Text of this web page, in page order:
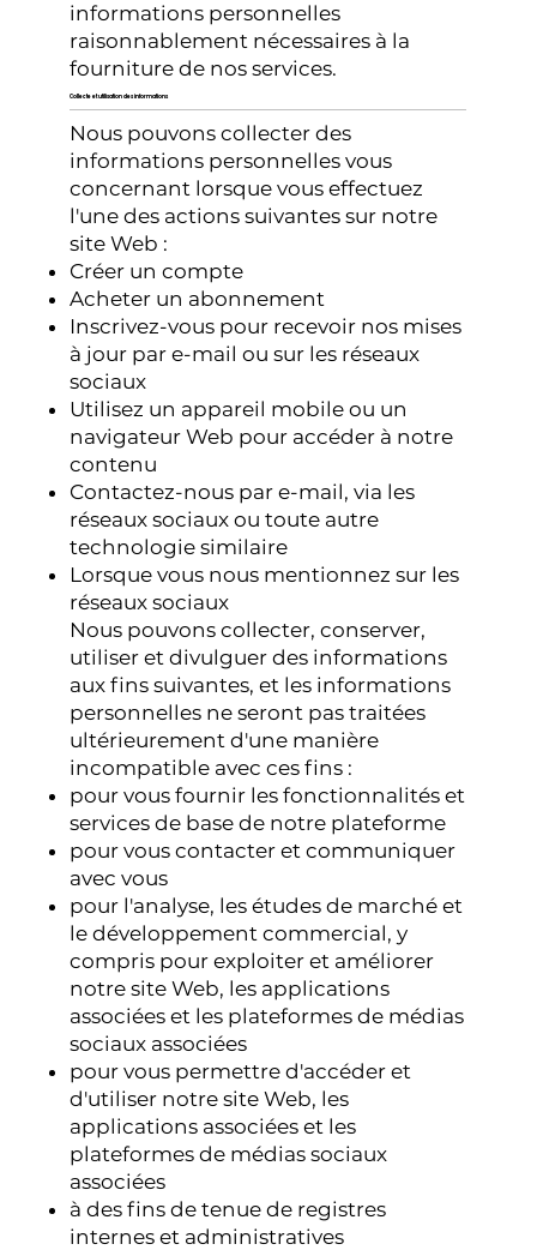
informations personnelles
raisonnablement nécessaires à la
fourniture de nos services.
Collecte et utilisation des informations
Nous pouvons collecter des
informations personnelles vous
concernant lorsque vous effectuez
l'une des actions suivantes sur notre
site Web :
Créer un compte
Acheter un abonnement
Inscrivez-vous pour recevoir nos mises
à jour par e-mail ou sur les réseaux
sociaux
Utilisez un appareil mobile ou un
navigateur Web pour accéder à notre
contenu
Contactez-nous par e-mail, via les
réseaux sociaux ou toute autre
technologie similaire
Lorsque vous nous mentionnez sur les
réseaux sociaux
Nous pouvons collecter, conserver,
utiliser et divulguer des informations
aux fins suivantes, et les informations
personnelles ne seront pas traitées
ultérieurement d'une manière
incompatible avec ces fins :
pour vous fournir les fonctionnalités et
services de base de notre plateforme
pour vous contacter et communiquer
avec vous
pour l'analyse, les études de marché et
le développement commercial, y
compris pour exploiter et améliorer
notre site Web, les applications
associées et les plateformes de médias
sociaux associées
pour vous permettre d'accéder et
d'utiliser notre site Web, les
applications associées et les
plateformes de médias sociaux
associées
à des fins de tenue de registres
internes et administratives